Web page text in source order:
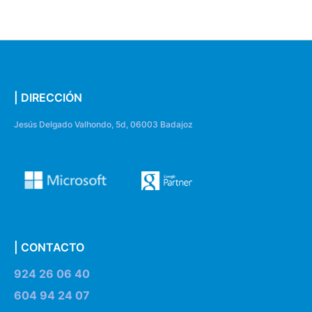
| DIRECCIÓN
Jesús Delgado Valhondo, 5d, 06003 Badajoz
| CONTACTO
924 26 06 40
604 94 24 07